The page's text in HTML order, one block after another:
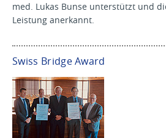
med. Lukas Bunse unterstützt und
Leistung anerkannt.
Swiss Bridge Award